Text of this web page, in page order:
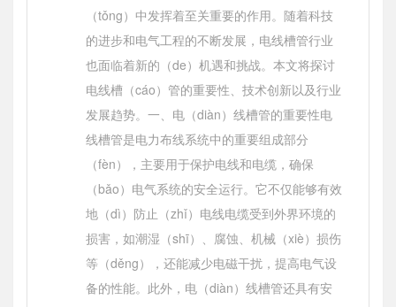
（tǒng）中发挥着至关重要的作用。随着科技
的进步和电气工程的不断发展，电线槽管行业
也面临着新的（de）机遇和挑战。本文将探讨
电线槽（cáo）管的重要性、技术创新以及行业
发展趋势。一、电（diàn）线槽管的重要性电
线槽管是电力布线系统中的重要组成部分
（fèn），主要用于保护电线和电缆，确保
（bǎo）电气系统的安全运行。它不仅能够有效
地（dì）防止（zhǐ）电线电缆受到外界环境的
损害，如潮湿（shī）、腐蚀、机械（xiè）损伤
等（děng），还能减少电磁干扰，提高电气设
备的性能。此外，电（diàn）线槽管还具有安